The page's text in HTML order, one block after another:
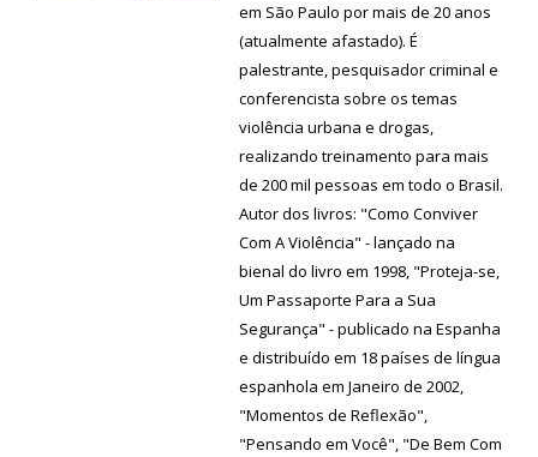
em São Paulo por mais de 20 anos
(atualmente afastado). É
palestrante, pesquisador criminal e
conferencista sobre os temas
violência urbana e drogas,
realizando treinamento para mais
de 200 mil pessoas em todo o Brasil.
Autor dos livros: "Como Conviver
Com A Violência" - lançado na
bienal do livro em 1998, "Proteja-se,
Um Passaporte Para a Sua
Segurança" - publicado na Espanha
e distribuído em 18 países de língua
espanhola em Janeiro de 2002,
"Momentos de Reflexão",
"Pensando em Você", "De Bem Com